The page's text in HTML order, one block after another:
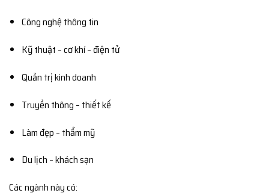
Công nghệ thông tin
Kỹ thuật – cơ khí – điện tử
Quản trị kinh doanh
Truyền thông – thiết kế
Làm đẹp – thẩm mỹ
Du lịch – khách sạn
Các ngành này có: